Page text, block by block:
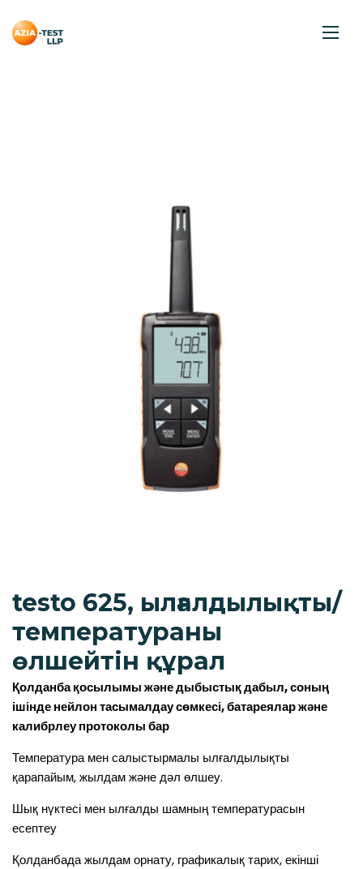
testo 625, ылғалдылықты/
температураны
өлшейтін құрал
Қолданба қосылымы және дыбыстық дабыл, соның
ішінде нейлон тасымалдау сөмкесі, батареялар және
калибрлеу протоколы бар
Температура мен салыстырмалы ылғалдылықты
қарапайым, жылдам және дәл өлшеу.
Шық нүктесі мен ылғалды шамның температурасын
есептеу
Қолданбада жылдам орнату, графикалық тарих, екінші